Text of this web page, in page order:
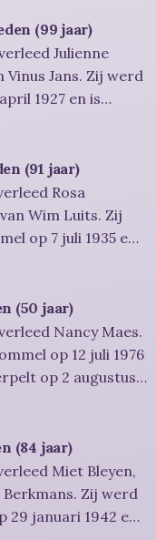
en werd 88
worden op
(99 jaar)
Julienne
Vinus Jans. Zij werd
1927 en is
6 augustus 2026.
rust en stilte
(91 jaar)
Rosa
Wim Luits. Zij
op 7 juli 1935 en
op 1
91 jaar.
Rosa zal in
intieme kring plaatsvinden. Er
(50 jaar)
Nancy Maes.
op 12 juli 1976
op 2 augustus
in Lommel en
plaats in
(84 jaar)
Miet Bleyen,
Zij werd
29 januari 1942 en